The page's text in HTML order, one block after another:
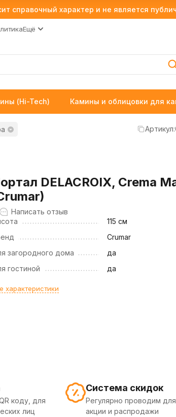
справочный характер и не является
Ещё
(Hi-Tech) Камины и облицовки для
Артикул:
DELACROIX, Crema
Написать отзыв
115 см
Crumar
загородного дома
да
гостиной
да
характеристики
коду, для
лиц
Система скидок
Регулярно проводим
акции и распродажи